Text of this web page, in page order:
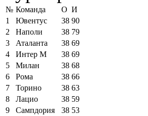
№ Команда О И
1
Ювентус 38 90
2
Наполи 38 79
3
Аталанта 38 69
4
Интер М 38 69
5
Милан 38 68
6
Рома 38 66
7
Торино 38 63
8
Лацио 38 59
9
Сампдория 38 53